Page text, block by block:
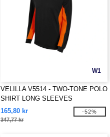
W1
VELILLA V5514 - TWO-TONE POLO
SHIRT LONG SLEEVES
165,80 kr
347,77 kr
-52%